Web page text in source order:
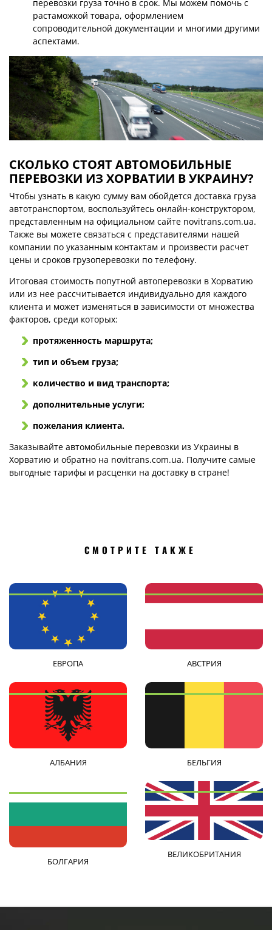
перевозки груза точно в срок. Мы можем помочь с
растаможкой товара, оформлением
сопроводительной документации и многими другими
аспектами.
СКОЛЬКО СТОЯТ АВТОМОБИЛЬНЫЕ
ПЕРЕВОЗКИ ИЗ ХОРВАТИИ В УКРАИНУ?
Чтобы узнать в какую сумму вам обойдется доставка груза
автотранспортом, воспользуйтесь онлайн-конструктором,
представленным на официальном сайте novitrans.com.ua.
Также вы можете связаться с представителями нашей
компании по указанным контактам и произвести расчет
цены и сроков грузоперевозки по телефону.
Итоговая стоимость попутной автоперевозки в Хорватию
или из нее рассчитывается индивидуально для каждого
клиента и может изменяться в зависимости от множества
факторов, среди которых:
протяженность маршрута;
тип и объем груза;
количество и вид транспорта;
дополнительные услуги;
пожелания клиента.
Заказывайте автомобильные перевозки из Украины в
Хорватию и обратно на novitrans.com.ua. Получите самые
выгодные тарифы и расценки на доставку в стране!
СМОТРИТЕ ТАКЖЕ
ЕВРОПА АВСТРИЯ
АЛБАНИЯ БЕЛЬГИЯ
БОЛГАРИЯ
ВЕЛИКОБРИТАНИЯ